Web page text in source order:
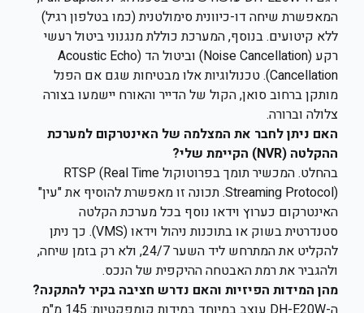
המאפשרת שיחה דו-כיוונית סימולטנית (כמו בטלפון רגיל)
ללא קיטועים. בנוסף, המערכת כוללת מנגנוני ביטול רעשי
רקע (Noise Cancellation) וביטול הד (Acoustic Echo
Cancellation). טכנולוגיות אלו מבטיחות שגם אם הפנל
מותקן ברחוב סואן, הקול של הדייר והאורח יישמעו בצורה
צלולה וברורה.
האם ניתן לחבר את המצלמה של האינטרקום למערכת
ההקלטה (NVR) הקיימת שלי?
בהחלט. המכשיר תומך בפרוטוקול RTSP (Real Time
Streaming Protocol). תכונה זו מאפשרת להוסיף את "עין"
האינטרקום כערוץ וידאו נוסף בכל מערכת הקלטה
סטנדרטית בשוק או בתוכנות ניהול וידאו (VMS). כך ניתן
להקליט את המתרחש ליד השער 24/7, ולא רק בזמן שיחה,
ולהגביר את רמת האבטחה ההיקפית של הנכס.
מהן המידות הפיזיות והאם נדרש חציבה בקיר להתקנה?